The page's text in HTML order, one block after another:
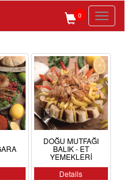
0
DOĞU MUTFAĞI
BALIK - ET
YEMEKLERİ
Details